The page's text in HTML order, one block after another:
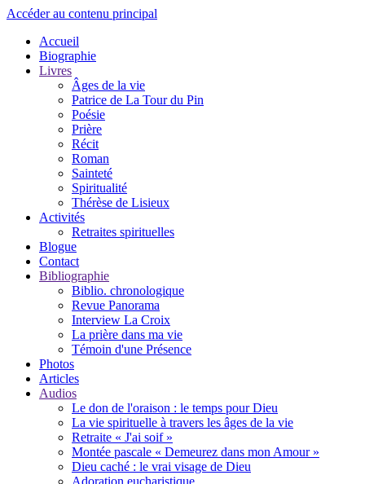
Accéder au contenu principal
Accueil
Biographie
Livres
Âges de la vie
Patrice de La Tour du Pin
Poésie
Prière
Récit
Roman
Sainteté
Spiritualité
Thérèse de Lisieux
Activités
Retraites spirituelles
Blogue
Contact
Bibliographie
Biblio. chronologique
Revue Panorama
Interview La Croix
La prière dans ma vie
Témoin d'une Présence
Photos
Articles
Audios
Le don de l'oraison : le temps pour Dieu
La vie spirituelle à travers les âges de la vie
Retraite « J'ai soif »
Montée pascale « Demeurez dans mon Amour »
Dieu caché : le vrai visage de Dieu
Adoration eucharistique